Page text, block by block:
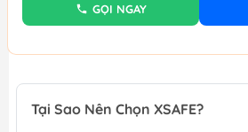
GỌI NGAY
Tại Sao Nên Chọn XSAFE?